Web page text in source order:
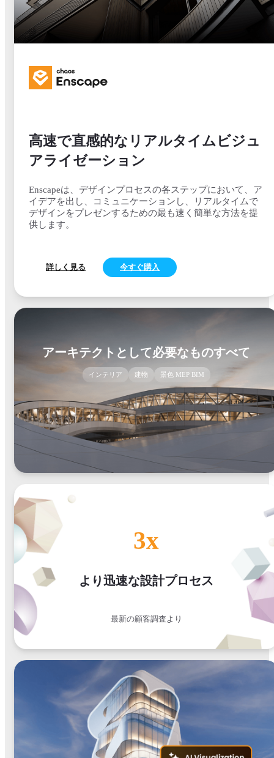
高速で直感的なリアルタイムビジュ
アライゼーション
Enscapeは、デザインプロセスの各ステップにおいて、ア
イデアを出し、コミュニケーションし、リアルタイムで
デザインをプレゼンするための最も速く簡単な方法を提
供します。
詳しく見る 今すぐ購入
アーキテクトとして必要なものすべて
インテリア 建物 景色 MEP BIM
3x
より迅速な設計プロセス
最新の顧客調査より